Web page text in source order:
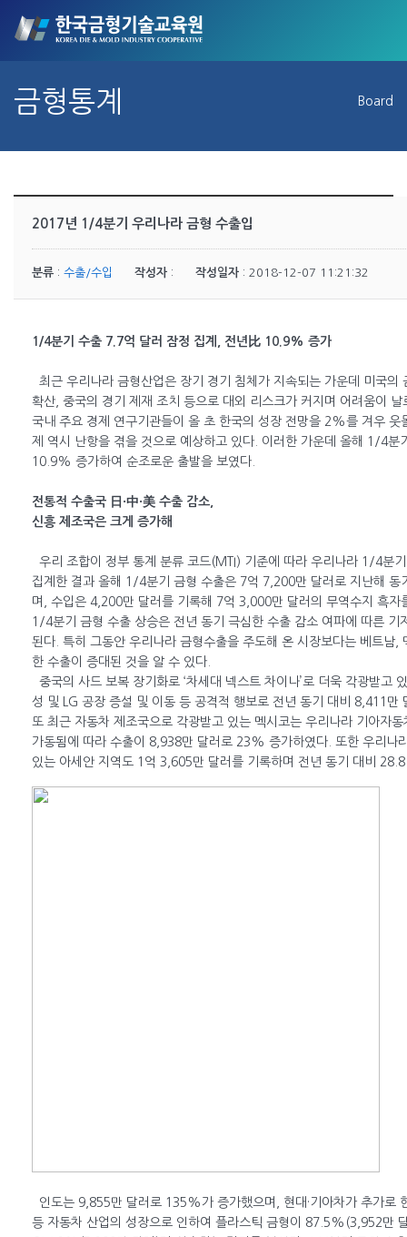
금형통계 Board
2017년 1/4분기 우리나라 금형 수출입
분류 : 수출/수입 작성자 : 작성일자 : 2018-12-07 11:21:32
1/4분기 수출 7.7억 달러 잠정 집계, 전년比 10.9% 증가
최근 우리나라 금형산업은 장기 경기 침체가 지속되는 가운데 미국의
확산, 중국의 경기 제재 조치 등으로 대외 리스크가 커지며 어려움이 날
국내 주요 경제 연구기관들이 올 초 한국의 성장 전망을 2%를 겨우 웃
제 역시 난항을 겪을 것으로 예상하고 있다. 이러한 가운데 올해 1/4분
10.9% 증가하여 순조로운 출발을 보였다.
전통적 수출국 日·中·美 수출 감소,
신흥 제조국은 크게 증가해
우리 조합이 정부 통계 분류 코드(MTI) 기준에 따라 우리나라 1/4분
집계한 결과 올해 1/4분기 금형 수출은 7억 7,200만 달러로 지난해
며, 수입은 4,200만 달러를 기록해 7억 3,000만 달러의 무역수지 흑자
1/4분기 금형 수출 상승은 전년 동기 극심한 수출 감소 여파에 따른 기
된다. 특히 그동안 우리나라 금형수출을 주도해 온 시장보다는 베트남,
한 수출이 증대된 것을 알 수 있다.
중국의 사드 보복 장기화로 ‘차세대 넥스트 차이나’로 더욱 각광받고
성 및 LG 공장 증설 및 이동 등 공격적 행보로 전년 동기 대비 8,411
또 최근 자동차 제조국으로 각광받고 있는 멕시코는 우리나라 기아자
가동됨에 따라 수출이 8,938만 달러로 23% 증가하였다. 또한 우리나
있는 아세안 지역도 1억 3,605만 달러를 기록하며 전년 동기 대비
인도는 9,855만 달러로 135%가 증가했으며, 현대·기아차가 추가로
등 자동차 산업의 성장으로 인하여 플라스틱 금형이 87.5%(3,952만